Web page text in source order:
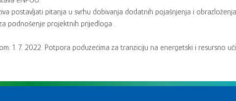
postavljati pitanja u svrhu dobivanja dodatnih pojašnjenja i
podnošenje projektnih prijedloga .
1. 7. 2022. Potpora poduzećima za tranziciju na energetski i resursno